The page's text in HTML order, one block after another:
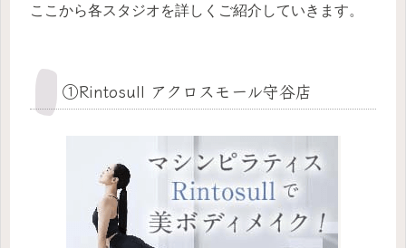
ここから各スタジオを詳しくご紹介していきます。
①Rintosull アクロスモール守谷店